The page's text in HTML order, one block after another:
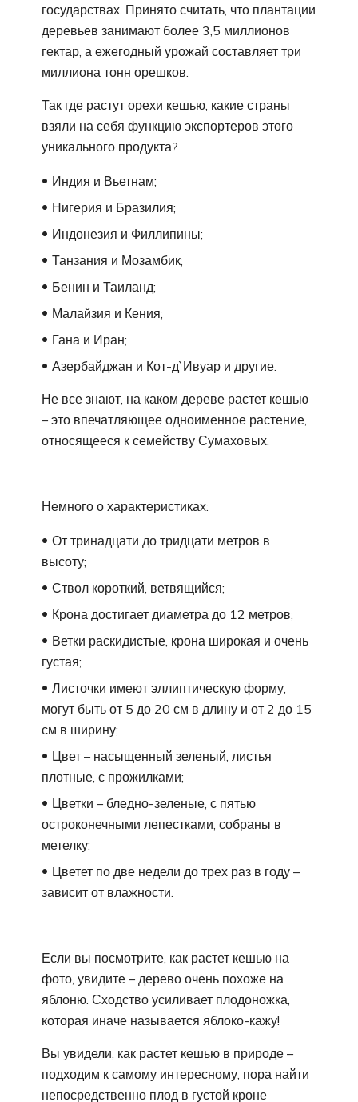
государствах. Принято считать, что плантации
деревьев занимают более 3,5 миллионов
гектар, а ежегодный урожай составляет три
миллиона тонн орешков.
Так где растут орехи кешью, какие страны
взяли на себя функцию экспортеров этого
уникального продукта?
Индия и Вьетнам;
Нигерия и Бразилия;
Индонезия и Филлипины;
Танзания и Мозамбик;
Бенин и Таиланд;
Малайзия и Кения;
Гана и Иран;
Азербайджан и Кот-д`Ивуар и другие.
Не все знают, на каком дереве растет кешью
– это впечатляющее одноименное растение,
относящееся к семейству Сумаховых.
Немного о характеристиках:
От тринадцати до тридцати метров в
высоту;
Ствол короткий, ветвящийся;
Крона достигает диаметра до 12 метров;
Ветки раскидистые, крона широкая и очень
густая;
Листочки имеют эллиптическую форму,
могут быть от 5 до 20 см в длину и от 2 до 15
см в ширину;
Цвет – насыщенный зеленый, листья
плотные, с прожилками;
Цветки – бледно-зеленые, с пятью
остроконечными лепестками, собраны в
метелку;
Цветет по две недели до трех раз в году –
зависит от влажности.
Если вы посмотрите, как растет кешью на
фото, увидите – дерево очень похоже на
яблоню. Сходство усиливает плодоножка,
которая иначе называется яблоко-кажу!
Вы увидели, как растет кешью в природе –
подходим к самому интересному, пора найти
непосредственно плод в густой кроне